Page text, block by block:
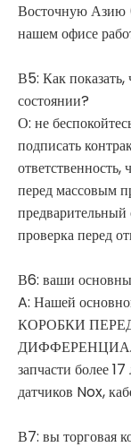
Восточную Азию
нашем офисе
В5: Как
состоянии?
О: не
подписать
ответственность,
перед массовым
предварительный
проверка перед
В6: ваши
A: Нашей
КОРОБКИ
запчасти более
датчиков Nox,
В7: вы торговая